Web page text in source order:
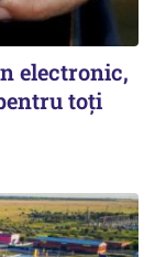
electronic,
toți